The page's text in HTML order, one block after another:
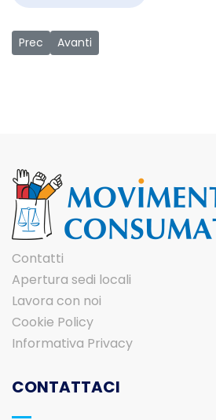
Articolo precedente: Teatro forum:
Prec Articolo successivo: Festival
Avanti
Contatti
Apertura sedi locali
Lavora con noi
Cookie Policy
Informativa Privacy
CONTATTACI